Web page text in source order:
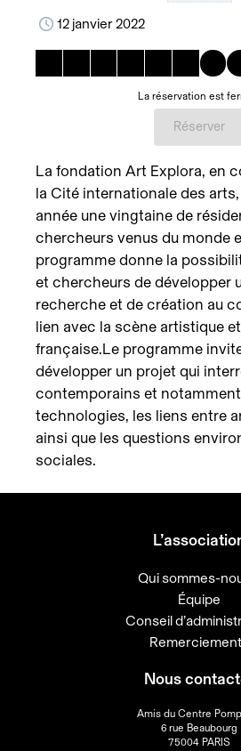
12 janvier 2022
La réservation est
Réserver
La fondation Art Explora, en
la Cité internationale des
année une vingtaine de
chercheurs venus du monde
programme donne la
et chercheurs de développer
recherche et de création au
lien avec la scène artistique
française.Le programme
développer un projet qui
contemporains et
technologies, les liens entre
ainsi que les questions
sociales.
Qui sommes-
Équipe
Conseil
Nous
Amis du Centre
6 rue Beaubourg
75004 PARIS